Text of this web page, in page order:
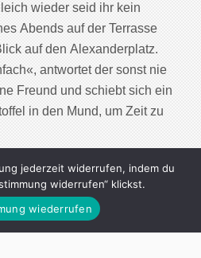
wieder seid ihr kein
Abends auf der Terrasse
auf den Alexanderplatz.
antwortet der sonst nie
Freund und schiebt sich ein
in den Mund, um Zeit zu
Reading
jederzeit widerrufen, indem du
widerrufen“ klickst.
wiederrufen